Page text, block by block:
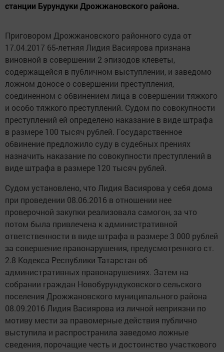
станции Бурундуки Дрожжановского района.
Приговором Дрожжановского районного суда от
17.04.2017 65-летняя Лидия Васиярова признана
виновной в совершении 2 эпизодов клеветы,
содержащейся в публичном выступлении, и заведомо
ложном доносе о совершении преступления,
соединенном с обвинением лица в совершении тяжкого
и особо тяжкого преступлений. Судом по совокупности
преступлений ей определено наказание в виде штрафа
в размере 100 тысяч рублей. Государственное
обвинение предложило суду в судебных прениях
назначить наказание по совокупности преступлений в
виде штрафа в размере 120 тысяч рублей.
Судом установлено, что Лидия Васиярова у себя дома
при проведении 08.06.2016 в отношении нее
проверочной закупки реализовала самогон, за что
потом была привлечена к административной
ответственности в виде штрафа в размере 3 000 рублей
за совершение правонарушения, предусмотренного ст.
2.8 Кодекса Республики Татарстан об
административных правонарушениях. Затем на
собрании граждан Новобурундуковского сельского
поселения Дрожжановского муниципального района
08.09.2016 Лидия Васиярова из личной неприязни по
мотиву мести за правомерные действия публично
выступила и распространила заведомо ложные
сведения, порочащие честь и достоинство участкового